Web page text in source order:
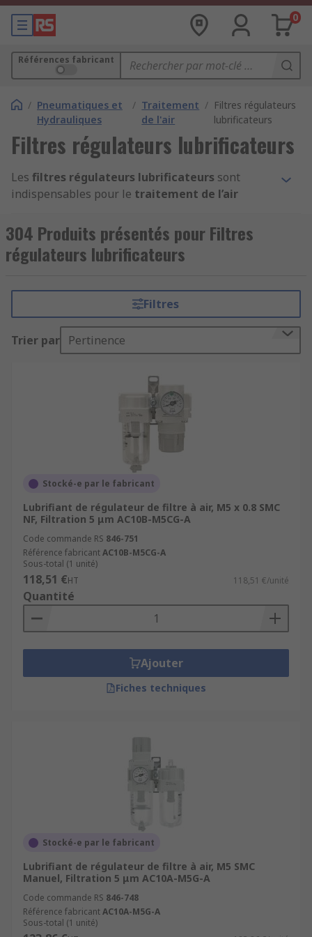
0
Références fabricant
/ Pneumatiques et
Hydrauliques
/ Traitement
de l'air
/ Filtres régulateurs
lubrificateurs
Filtres régulateurs lubrificateurs
Les filtres régulateurs lubrificateurs sont
indispensables pour le traitement de l’air
Unensemble FRLcombine trois fonctions
essentielles :filtration,régulation de pression
etlubrification, garantissant une
équipements industriels.
Pourquoi choisir un FRL
pneumatique ?
filtre régulateur lubrificateur pour air
filtration standard
pour éliminer l’eau
régulateur de pression
maintenir la
Unlubrificateur d’airqui prolonge la
durée de vie des outils
d’huile pneumatique.
Ces dispositifs sont idéaux pour les
réseaux d’air
comprimé, les
équipements pneumatiques
comprimé.
Nos solutions FRL
filtres régulateurs
Lubrificateurs à brouillard d’air
lubrificateurs à micro-brouillard
Lubrificateurs en acier inoxydable
environnements exigeants.
complets avec
bol en aluminium et options de
Chaquefiche produitdétaille les
caractéristiques techniques:débit d’air
pression, capacité, et compatibilité avec vos
outils pneumatiques. Nos FRL sont conçus pour
fournir un air filtré et lubrifié à la pression
304 Produits présentés pour Filtres
régulateurs lubrificateurs
Filtres
Trier par Pertinence
Stocké-e par le fabricant
Lubrifiant de régulateur de filtre à air, M5 x 0.8 SMC
NF, Filtration 5 μm AC10B-M5CG-A
Code commande RS 846-751
Référence fabricantAC10B-M5CG-A
Sous-total (1 unité)
118,51 €HT 118,51 €/unité
Quantité
Ajouter
Fiches techniques
Stocké-e par le fabricant
Lubrifiant de régulateur de filtre à air, M5 SMC
Manuel, Filtration 5 μm AC10A-M5G-A
Code commande RS 846-748
Référence fabricantAC10A-M5G-A
Sous-total (1 unité)